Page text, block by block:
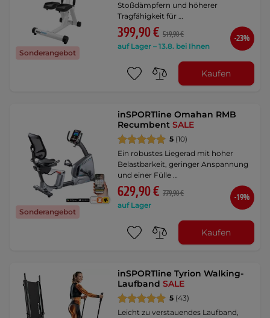
Sonderangebot
Stoßdämpfern und höherer
Tragfähigkeit für …
399,90 € 519,90 €
auf Lager – 13.8. bei Ihnen
-23%
Kaufen
Sonderangebot
inSPORTline Omahan RMB
RecumbentSALE
5 (10)
Ein robustes Liegerad mit hoher
Belastbarkeit, geringer Anspannung
und einer Fülle …
629,90 € 779,90 €
auf Lager
-19%
Kaufen
inSPORTline Tyrion Walking-
LaufbandSALE
5 (43)
Leicht zu verstauendes Laufband,